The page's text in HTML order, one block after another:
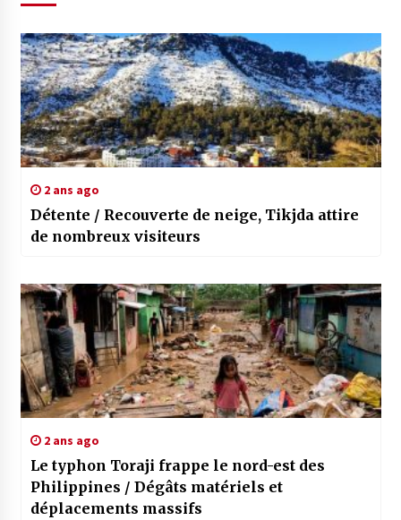
2 ans ago
Détente / Recouverte de neige, Tikjda attire
de nombreux visiteurs
2 ans ago
Le typhon Toraji frappe le nord-est des
Philippines / Dégâts matériels et
déplacements massifs